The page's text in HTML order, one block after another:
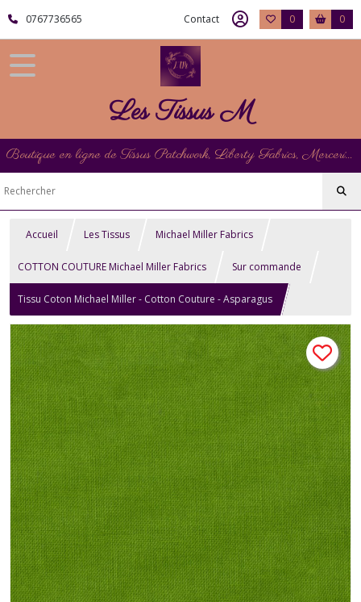
0767736565 Contact 0 0
Les Tissus M
Boutique en ligne de Tissus Patchwork, Liberty Fabrics, Mercerie et Matériel de Point de Croix
Accueil Les Tissus Michael Miller Fabrics
COTTON COUTURE Michael Miller Fabrics Sur commande
Tissu Coton Michael Miller - Cotton Couture - Asparagus